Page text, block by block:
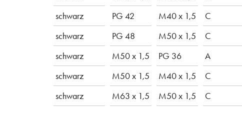
schwarz
PG 42 M40 x 1,5 C
schwarz
PG 48 M50 x 1,5 C
schwarz
M50 x 1,5 PG 36 A
schwarz
M50 x 1,5 M40 x 1,5 C
schwarz
M63 x 1,5 M50 x 1,5 C